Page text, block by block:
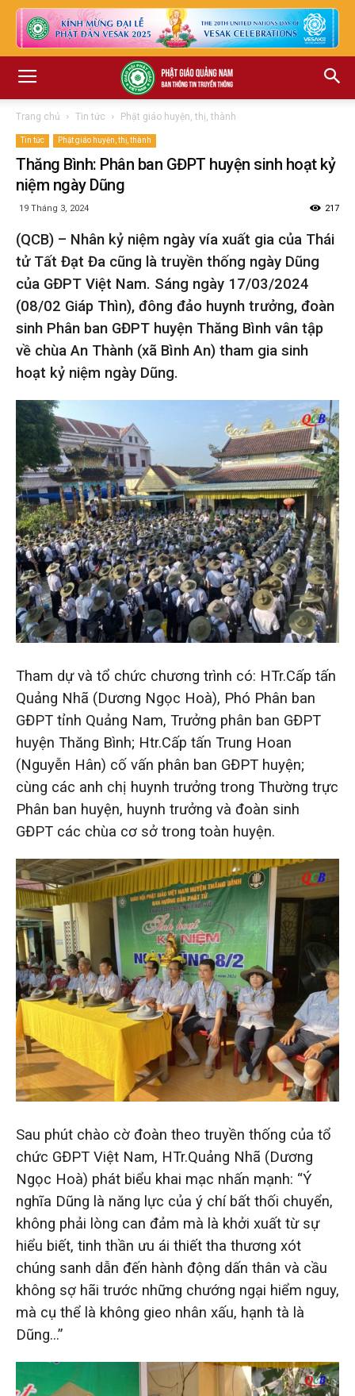
Trang chủ Tin tức Phật giáo huyện, thị, thành
Tin tức Phật giáo huyện, thị, thành
Thăng Bình: Phân ban GĐPT huyện sinh hoạt kỷ
niệm ngày Dũng
19 Tháng 3, 2024 217
(QCB) – Nhân kỷ niệm ngày vía xuất gia của Thái
tử Tất Đạt Đa cũng là truyền thống ngày Dũng
của GĐPT Việt Nam. Sáng ngày 17/03/2024
(08/02 Giáp Thìn), đông đảo huynh trưởng, đoàn
sinh Phân ban GĐPT huyện Thăng Bình vân tập
về chùa An Thành (xã Bình An) tham gia sinh
hoạt kỷ niệm ngày Dũng.
Tham dự và tổ chức chương trình có: HTr.Cấp tấn
Quảng Nhã (Dương Ngọc Hoà), Phó Phân ban
GĐPT tỉnh Quảng Nam, Trưởng phân ban GĐPT
huyện Thăng Bình; Htr.Cấp tấn Trung Hoan
(Nguyễn Hân) cố vấn phân ban GĐPT huyện;
cùng các anh chị huynh trưởng trong Thường trực
Phân ban huyện, huynh trưởng và đoàn sinh
GĐPT các chùa cơ sở trong toàn huyện.
Sau phút chào cờ đoàn theo truyền thống của tổ
chức GĐPT Việt Nam, HTr.Quảng Nhã (Dương
Ngọc Hoà) phát biểu khai mạc nhấn mạnh: “Ý
nghĩa Dũng là năng lực của ý chí bất thối chuyển,
không phải lòng can đảm mà là khởi xuất từ sự
hiểu biết, tinh thần ưu ái thiết tha thương xót
chúng sanh dẫn đến hành động dấn thân và cầu
không sợ hãi trước những chướng ngại hiểm nguy,
mà cụ thể là không gieo nhân xấu, hạnh tà là
Dũng…”